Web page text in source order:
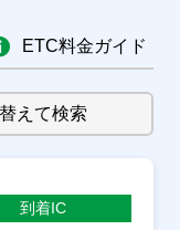
えて検索
ETC料金ガイド
到着IC